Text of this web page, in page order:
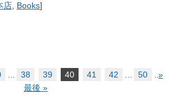
店 Books]
38 39 40 41 42 50 ...
»
最後 »